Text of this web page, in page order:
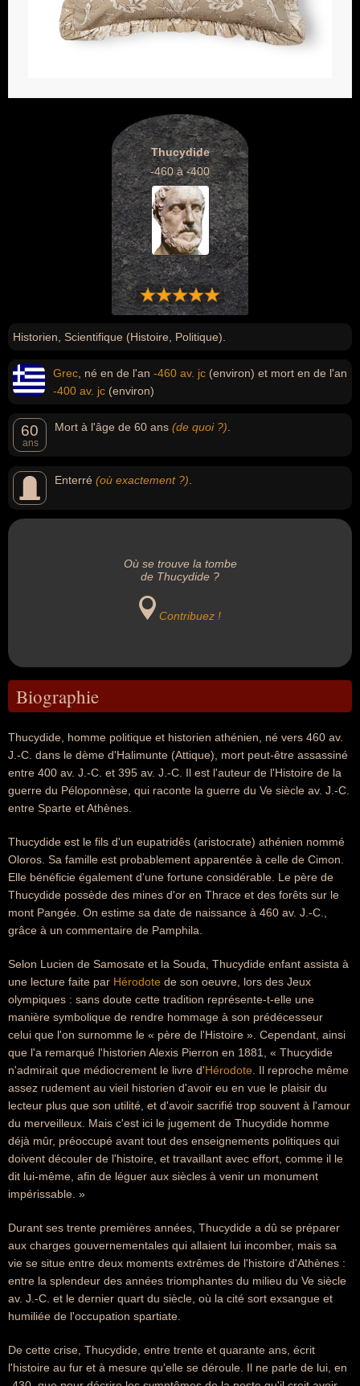
Thucydide
-460 à -400
Historien, Scientifique (Histoire, Politique).
Grec , né en de l'an -460 av. jc (environ) et mort en de l'an
-400 av. jc (environ)
60
ans
Mort à l'âge de 60 ans (de quoi ?)
Enterré (où exactement ?)
Où se trouve la tombe
de Thucydide ?
Contribuez !
Biographie
Thucydide, homme politique et historien athénien, né vers 460 av.
J.-C. dans le dème d'Halimunte (Attique), mort peut-être assassiné
entre 400 av. J.-C. et 395 av. J.-C. Il est l'auteur de l'Histoire de la
guerre du Péloponnèse, qui raconte la guerre du Ve siècle av. J.-C.
entre Sparte et Athènes.
Thucydide est le fils d'un eupatridês (aristocrate) athénien nommé
Oloros. Sa famille est probablement apparentée à celle de Cimon.
Elle bénéficie également d'une fortune considérable. Le père de
Thucydide possède des mines d'or en Thrace et des forêts sur le
mont Pangée. On estime sa date de naissance à 460 av. J.-C.,
grâce à un commentaire de Pamphila.
Selon Lucien de Samosate et la Souda, Thucydide enfant assista à
une lecture faite par Hérodote de son oeuvre, lors des Jeux
olympiques : sans doute cette tradition représente-t-elle une
manière symbolique de rendre hommage à son prédécesseur 
celui que l'on surnomme le « père de l'Histoire ». Cependant, ainsi
que l'a remarqué l'historien Alexis Pierron en 1881, « Thucydide
n'admirait que médiocrement le livre d'Hérodote . Il reproche même
assez rudement au vieil historien d'avoir eu en vue le plaisir du
lecteur plus que son utilité, et d'avoir sacrifié trop souvent à l'amour
du merveilleux. Mais c'est ici le jugement de Thucydide homme
déjà mûr, préoccupé avant tout des enseignements politiques qui
doivent découler de l'histoire, et travaillant avec effort, comme il le
dit lui-même, afin de léguer aux siècles à venir un monument
impérissable. »
Durant ses trente premières années, Thucydide a dû se préparer
aux charges gouvernementales qui allaient lui incomber, mais sa
vie se situe entre deux moments extrêmes de l'histoire d'Athènes :
entre la splendeur des années triomphantes du milieu du Ve siècle
av. J.-C. et le dernier quart du siècle, où la cité sort exsangue et
humiliée de l'occupation spartiate.
De cette crise, Thucydide, entre trente et quarante ans, écrit
l'histoire au fur et à mesure qu'elle se déroule. Il ne parle de lui, en